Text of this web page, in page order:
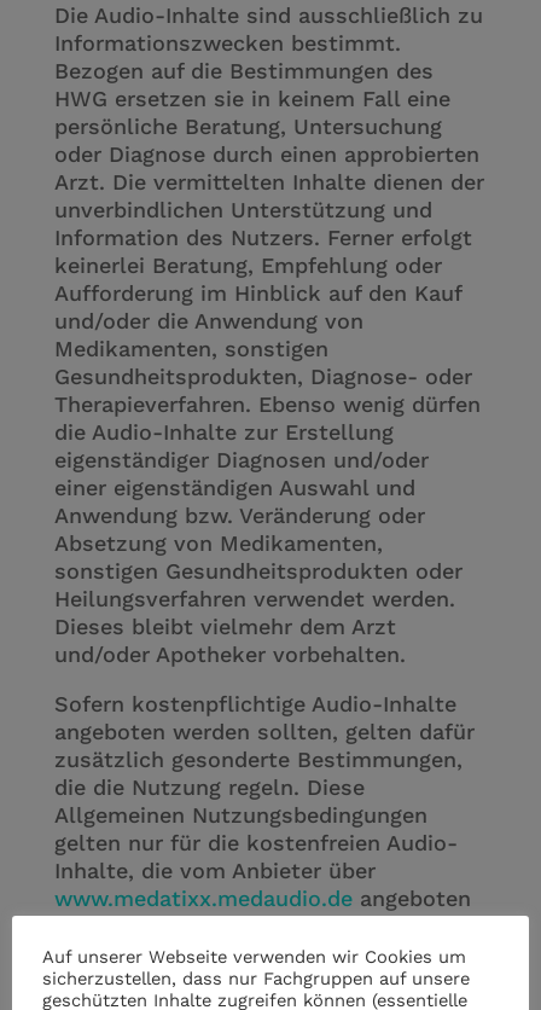
Die Audio-Inhalte sind ausschließlich zu
Informationszwecken bestimmt.
Bezogen auf die Bestimmungen des
HWG ersetzen sie in keinem Fall eine
persönliche Beratung, Untersuchung
oder Diagnose durch einen approbierten
Arzt. Die vermittelten Inhalte dienen der
unverbindlichen Unterstützung und
Information des Nutzers. Ferner erfolgt
keinerlei Beratung, Empfehlung oder
Aufforderung im Hinblick auf den Kauf
und/oder die Anwendung von
Medikamenten, sonstigen
Gesundheitsprodukten, Diagnose- oder
Therapieverfahren. Ebenso wenig dürfen
die Audio-Inhalte zur Erstellung
eigenständiger Diagnosen und/oder
einer eigenständigen Auswahl und
Anwendung bzw. Veränderung oder
Absetzung von Medikamenten,
sonstigen Gesundheitsprodukten oder
Heilungsverfahren verwendet werden.
Dieses bleibt vielmehr dem Arzt
und/oder Apotheker vorbehalten.
Sofern kostenpflichtige Audio-Inhalte
angeboten werden sollten, gelten dafür
zusätzlich gesonderte Bestimmungen,
die die Nutzung regeln. Diese
Allgemeinen Nutzungsbedingungen
gelten nur für die kostenfreien Audio-
Inhalte, die vom Anbieter über
www.medatixx.medaudio.deangeboten
Gewährleistung und Haftung
Auf unserer Webseite verwenden wir Cookies um
sicherzustellen, dass nur Fachgruppen auf unsere
geschützten Inhalte zugreifen können (essentielle